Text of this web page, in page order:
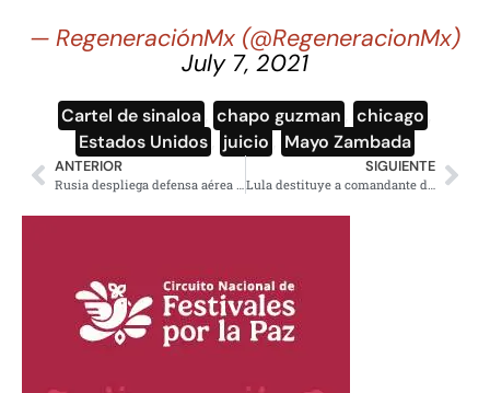
— RegeneraciónMx (@RegeneracionMx)
July 7, 2021
Cartel de sinaloa chapo guzman chicago
Estados Unidos
juicio Mayo Zambada
ANTERIOR
Rusia despliega defensa aérea en Moscú para proteger infraestructura
SIGUIENTE
Lula destituye a comandante del ejército, nombra a general Ribeiro